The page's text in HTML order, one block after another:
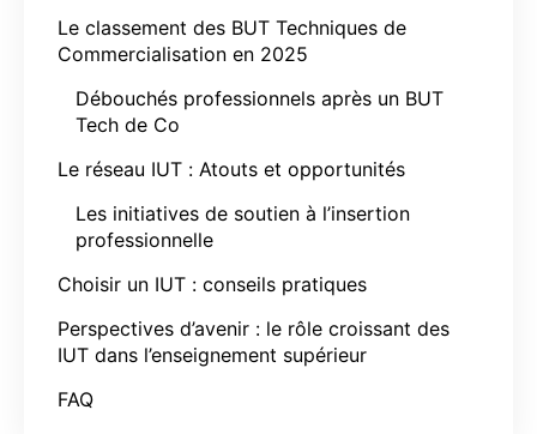
Le classement des BUT Techniques de
Commercialisation en 2025
Débouchés professionnels après un BUT
Tech de Co
Le réseau IUT : Atouts et opportunités
Les initiatives de soutien à l’insertion
professionnelle
Choisir un IUT : conseils pratiques
Perspectives d’avenir : le rôle croissant des
IUT dans l’enseignement supérieur
FAQ